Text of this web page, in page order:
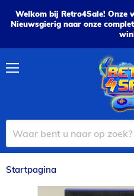
Welkom bij Retro4Sale! Onze
Nieuwsgierig naar onze
Startpagina